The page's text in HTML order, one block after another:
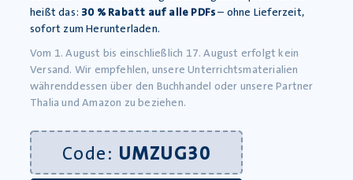
Die Weimarer Republik – Sozialgeschichte, Kunst und
Kultur – PDF
1,99
inkl. MwSt., zzgl.Versandkosten
»In den Warenkorb
heißt das: 30 % Rabatt auf alle PDFs– ohne Lieferzeit,
sofort zum Herunterladen.
Vom 1. August bis einschließlich 17. August erfolgt kein
Versand. Wir empfehlen, unsere Unterrichtsmaterialien
währenddessen über den Buchhandel oder unsere Partner
Thalia und Amazon zu beziehen.
Code: UMZUG30